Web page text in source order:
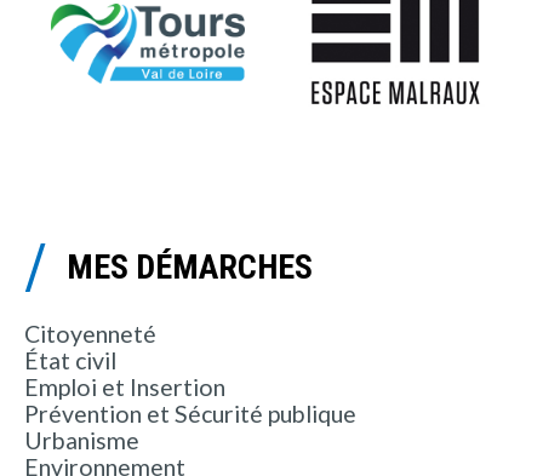
MES DÉMARCHES
Citoyenneté
État civil
Emploi et Insertion
Prévention et Sécurité publique
Urbanisme
Environnement